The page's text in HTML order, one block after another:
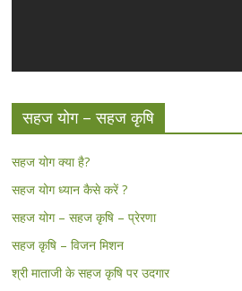
सहज योग – सहज कृषि
सहज योग क्या है?
सहज योग ध्यान कैसे करें ?
सहज योग – सहज कृषि – प्रेरणा
सहज कृषि – विजन मिशन
श्री माताजी के सहज कृषि पर उदगार